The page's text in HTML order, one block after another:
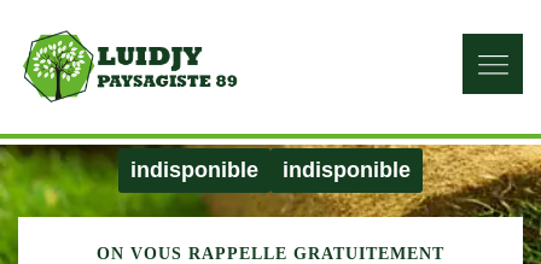
indisponible indisponible
ON VOUS RAPPELLE GRATUITEMENT